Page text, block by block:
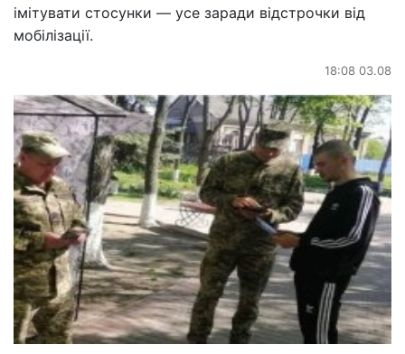
імітувати стосунки — усе заради відстрочки від
мобілізації.
18:08 03.08